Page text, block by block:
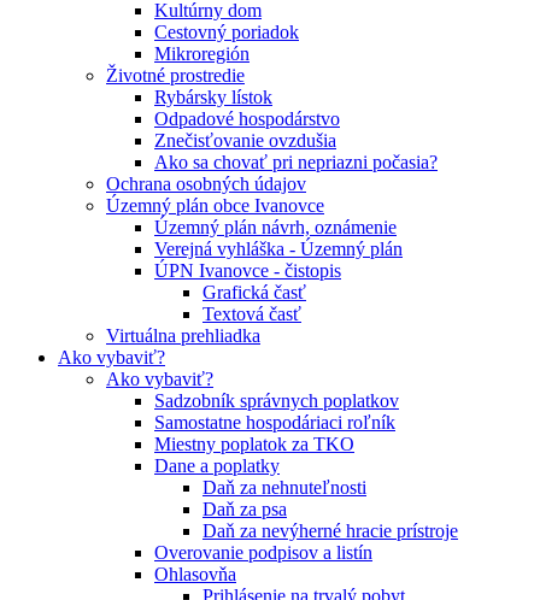
Kultúrny dom
Cestovný poriadok
Mikroregión
Životné prostredie
Rybársky lístok
Odpadové hospodárstvo
Znečisťovanie ovzdušia
Ako sa chovať pri nepriazni počasia?
Ochrana osobných údajov
Územný plán obce Ivanovce
Územný plán návrh, oznámenie
Verejná vyhláška - Územný plán
ÚPN Ivanovce - čistopis
Grafická časť
Textová časť
Virtuálna prehliadka
Ako vybaviť?
Ako vybaviť?
Sadzobník správnych poplatkov
Samostatne hospodáriaci roľník
Miestny poplatok za TKO
Dane a poplatky
Daň za nehnuteľnosti
Daň za psa
Daň za nevýherné hracie prístroje
Overovanie podpisov a listín
Ohlasovňa
Prihlásenie na trvalý pobyt